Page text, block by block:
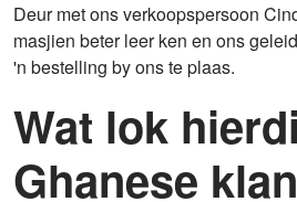
Deur met ons verkoopspersoon
masjien beter leer ken en ons
'n bestelling by ons te plaas.
Wat lok
Ghanese